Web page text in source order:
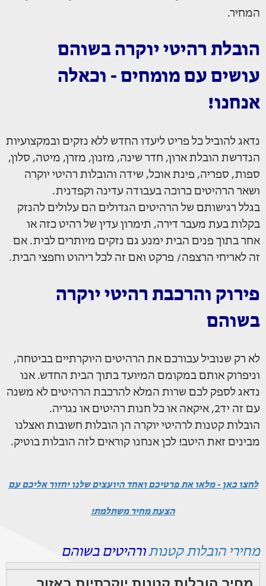
המחיר.
הובלת רהיטי יוקרה בשוהם
עושים עם מומחים - וכאלה
אנחנו!
נדאג להוביל כל פריט ליעדו החדש ללא נזקים ובמקצועיות
הנדרשת הובלת ארון, חדר שינה, מזנון, מזרן, מיטה, סלון,
ספות, ספריה, פינת אוכל, שידה והובלות רהיטי יוקרה
ושאר הרהיטים כרוכה בעבודה עדינה וקפדנית.
בגלל רגישותם של הרהיטים הגדולים הם עלולים להנזק
בקלות בעת מעבר דירה, תימרון עדין של רהיט כזה או
אחר בתוך פנים הבית ימנע גם נזקים מיותרים לבית. אם
זה לאריחי הרצפה/ פרקט ואם זה לכל ריהוט וחפצי הבית.
פירוק והרכבת רהיטי יוקרה
בשוהם
לא רק שנוביל עבורכם את הרהיטים היוקרתיים בביטחה,
וניפרוק אותם במקומם המיועד בתוך הבית החדש. אנו
נדאג לספק לכם שרות המלא להרכבת הרהיטים לא משנה
עם זה יד2, איקאה או כל חנות רהיטים או נגריה.
הובלות קטנות לרהיטי יוקרה הן הובלות חשובות ואצלנו
מבינים זאת היטב! לכן אנחנו קוראים לזה הובלות בוטיק.
לחצו כאן - מלאו את פרטיכם ואחד היועצים שלנו יחזור אליכם עם
הצעת מחיר משתלמת!
מחירי הובלות קטנותורהיטים בשוהם